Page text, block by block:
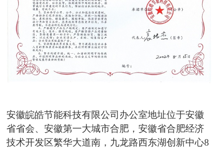
安徽皖皓节能科技有限公司办公室地址位于安徽
省省会、安徽第一大城市合肥，安徽省合肥经济
技术开发区繁华大道南，九龙路西东湖创新中心8